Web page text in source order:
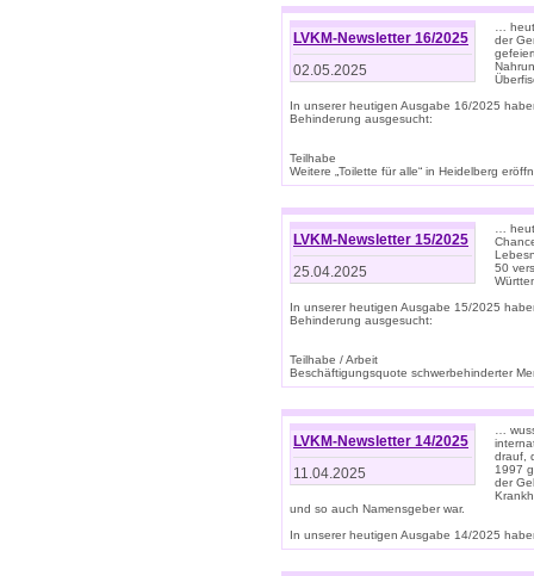
LVKM-Newsletter 16/2025
02.05.2025
…
der
In unserer heutigen Ausgabe 16/2025
Behinderung ausgesucht:
Teilhabe
Weitere „Toilette für alle“ in Heidelberg
LVKM-Newsletter 15/2025
25.04.2025
…
50
In unserer heutigen Ausgabe 15/2025
Behinderung ausgesucht:
Teilhabe / Arbeit
Beschäftigungsquote schwerbehinderter
LVKM-Newsletter 14/2025
11.04.2025
…
drauf,
1997
der
und so auch Namensgeber war.
In unserer heutigen Ausgabe 14/2025